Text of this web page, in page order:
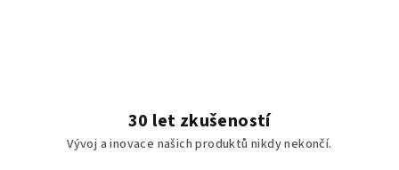
30 let zkušeností
Vývoj a inovace našich produktů nikdy nekončí.